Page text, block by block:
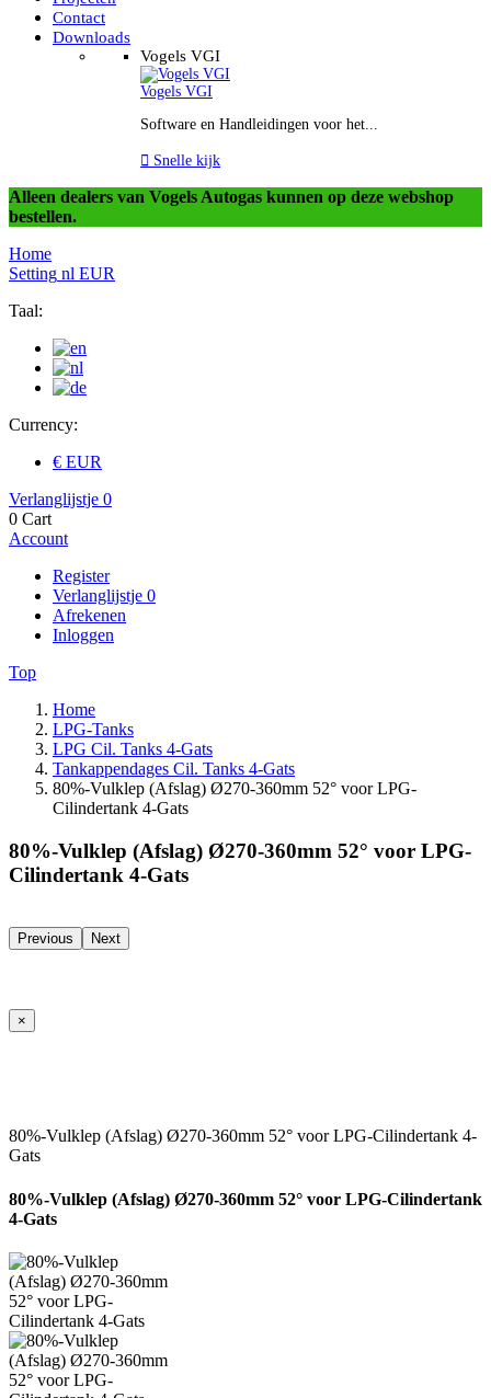
Contact
Downloads
Vogels VGI
Vogels VGI
Software en Handleidingen voor het...
 Snelle kijk
Alleen dealers van Vogels Autogas kunnen op deze webshop
bestellen.
Home
Setting nl EUR
Taal:
Currency:
€ EUR
Verlanglijstje 0
0 Cart
Account
Register
Verlanglijstje 0
Afrekenen
Inloggen
Top
Home
LPG-Tanks
LPG Cil. Tanks 4-Gats
Tankappendages Cil. Tanks 4-Gats
80%-Vulklep (Afslag) Ø270-360mm 52° voor LPG-
Cilindertank 4-Gats
80%-Vulklep (Afslag) Ø270-360mm 52° voor LPG-
Cilindertank 4-Gats
Previous Next
×
80%-Vulklep (Afslag) Ø270-360mm 52° voor LPG-Cilindertank 4-
Gats
80%-Vulklep (Afslag) Ø270-360mm 52° voor LPG-Cilindertank
4-Gats